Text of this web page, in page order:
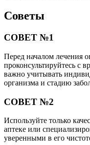
Советы
СОВЕТ №1
Перед началом лечения
проконсультируйтесь с
важно учитывать
организма и стадию
СОВЕТ №2
Используйте только
аптеке или
уверенными в его